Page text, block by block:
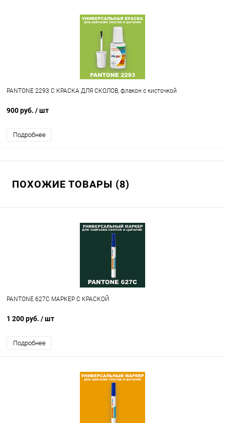
PANTONE 2293 C КРАСКА ДЛЯ СКОЛОВ, флакон с кисточкой
900 руб. / шт
Подробнее
ПОХОЖИЕ ТОВАРЫ (8)
PANTONE 627C МАРКЕР С КРАСКОЙ
1 200 руб. / шт
Подробнее